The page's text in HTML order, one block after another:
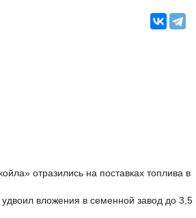
отразились на поставках топлива в
вложения в семенной завод до 3,5